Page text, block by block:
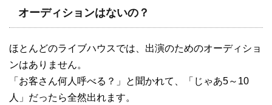
オーディションはないの？
ほとんどのライブハウスでは、出演のためのオーディショ
ンはありません。
「お客さん何人呼べる？」と聞かれて、「じゃあ5～10
人」だったら全然出れます。